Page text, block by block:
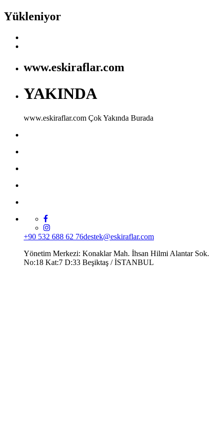
Yükleniyor
www.eskiraflar.com
YAKINDA
www.eskiraflar.com Çok Yakında Burada
+90 532 688 62 76destek@eskiraflar.com
Yönetim Merkezi: Konaklar Mah. İhsan Hilmi Alantar Sok.
No:18 Kat:7 D:33 Beşiktaş / İSTANBUL